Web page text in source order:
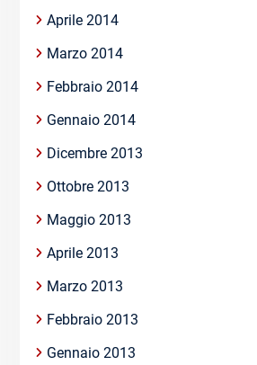
Aprile 2014
Marzo 2014
Febbraio 2014
Gennaio 2014
Dicembre 2013
Ottobre 2013
Maggio 2013
Aprile 2013
Marzo 2013
Febbraio 2013
Gennaio 2013